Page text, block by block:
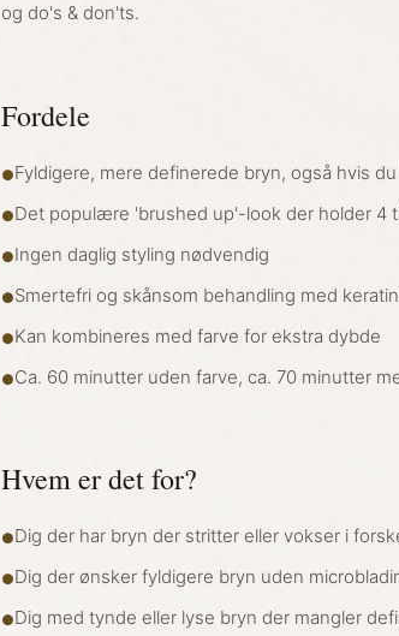
og do's & don'ts.
Fordele
●Fyldigere, mere definerede bryn, også hvis
●Det populære 'brushed up'-look der holder 4
●Ingen daglig styling nødvendig
●Smertefri og skånsom behandling med
●Kan kombineres med farve for ekstra dybde
●Ca. 60 minutter uden farve, ca. 70 minutter
Hvem er det for?
●Dig der har bryn der stritter eller vokser i
●Dig der ønsker fyldigere bryn uden
●Dig med tynde eller lyse bryn der mangler